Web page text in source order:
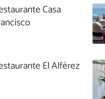
Casa
El Alférez